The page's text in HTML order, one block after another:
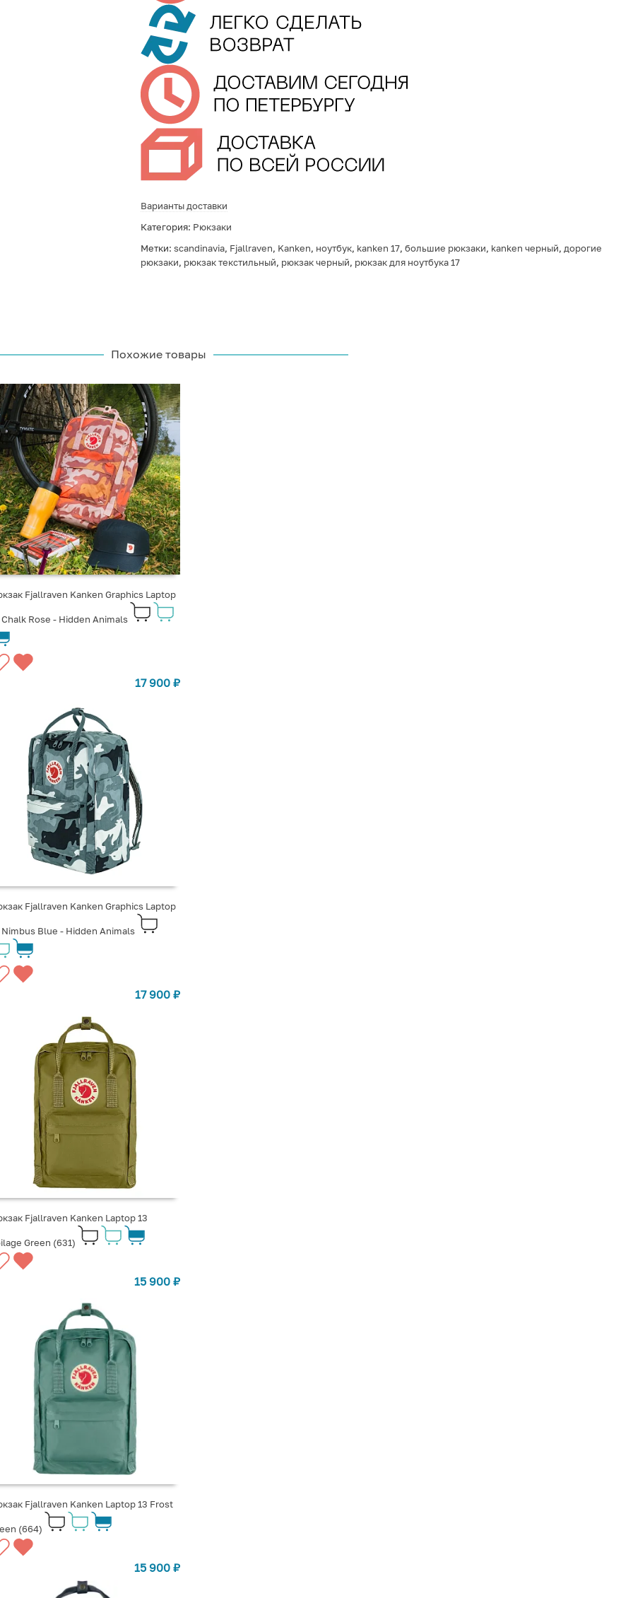
Варианты доставки
Категория: Рюкзаки
Метки: scandinavia, Fjallraven, Kanken, ноутбук, kanken 17, большие рюкзаки, kanken черный, дорогие
рюкзаки, рюкзак текстильный, рюкзак черный, рюкзак для ноутбука 17
Похожие товары
Fjallraven Kanken Graphics Laptop
Chalk Rose - Hidden Animals
17 900₽
Fjallraven Kanken Graphics Laptop
Nimbus Blue - Hidden Animals
17 900₽
Fjallraven Kanken Laptop 13
Green (631)
15 900₽
Fjallraven Kanken Laptop 13 Frost
(664)
15 900₽